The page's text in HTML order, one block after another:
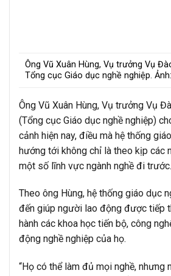
Ông Vũ Xuân Hùng, Vụ trưởng Vụ
Tổng cục Giáo dục nghề nghiệp.
Ông Vũ Xuân Hùng, Vụ trưởng Vụ
(Tổng cục Giáo dục nghề nghiệp)
cảnh hiện nay, điều mà hệ thống
hướng tới không chỉ là theo kịp các
một số lĩnh vực ngành nghề đi trước.
Theo ông Hùng, hệ thống giáo dục
đến giúp người lao động được tiếp
hành các khoa học tiến bộ, công
động nghề nghiệp của họ.
“Họ có thể làm đủ mọi nghề, nhưng